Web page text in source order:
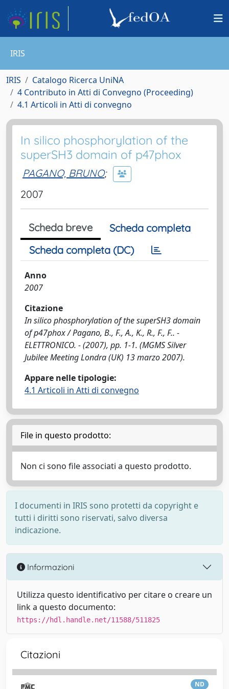
IRIS
IRIS
Catalogo Ricerca UniNA
4 Contributo in Atti di Convegno (Proceeding)
4.1 Articoli in Atti di convegno
In silico phosphorylation of the
superSH3 domain of p47phox
PAGANO, BRUNO;
2007
Scheda breve
Scheda completa
Scheda completa (DC)
Anno
2007
Citazione
In silico phosphorylation of the superSH3 domain
of p47phox / Pagano, B., F., A., K., R., F., F.. -
ELETTRONICO. - (2007), pp. 1-1. (MGMS Silver
Jubilee Meeting Londra (UK) 13 marzo 2007).
Appare nelle tipologie:
4.1 Articoli in Atti di convegno
File in questo prodotto:
Non ci sono file associati a questo prodotto.
I documenti in IRIS sono protetti da copyright e
tutti i diritti sono riservati, salvo diversa
indicazione.
Informazioni
Utilizza questo identificativo per citare o creare un
link a questo documento:
https://hdl.handle.net/11588/511825
Citazioni
ND